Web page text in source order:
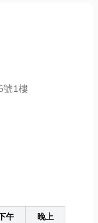
號1樓
午
晚上